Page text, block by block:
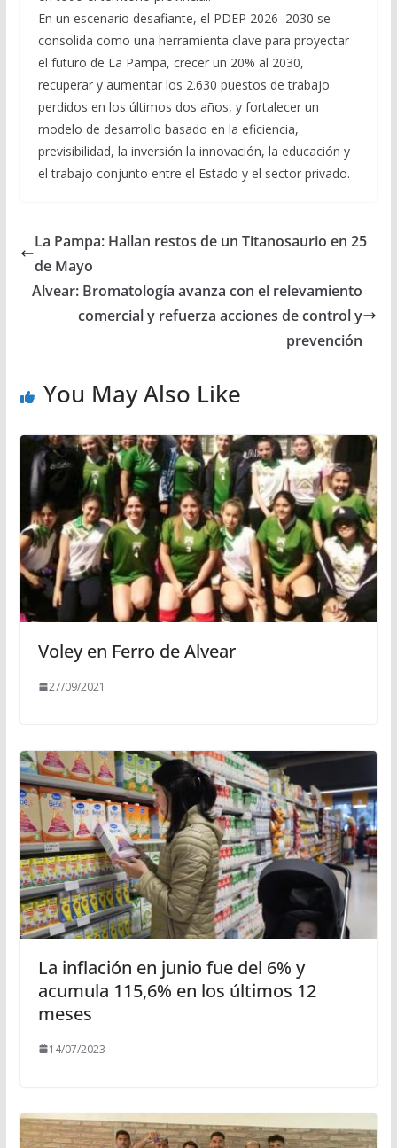
En un escenario desafiante, el PDEP 2026–2030 se
consolida como una herramienta clave para proyectar
el futuro de La Pampa, crecer un 20% al 2030,
recuperar y aumentar los 2.630 puestos de trabajo
perdidos en los últimos dos años, y fortalecer un
modelo de desarrollo basado en la eficiencia,
previsibilidad, la inversión la innovación, la educación y
el trabajo conjunto entre el Estado y el sector privado.
La Pampa: Hallan restos de un Titanosaurio en 25
de Mayo
Alvear: Bromatología avanza con el relevamiento
comercial y refuerza acciones de control y
prevención
You May Also Like
Voley en Ferro de Alvear
27/09/2021
La inflación en junio fue del 6% y
acumula 115,6% en los últimos 12
meses
14/07/2023